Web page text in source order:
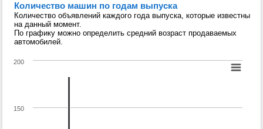
Количество машин по годам выпуска
Количество объявлений каждого года выпуска, которые известны
на данный момент.
По графику можно определить средний возраст продаваемых
автомобилей.
150
200